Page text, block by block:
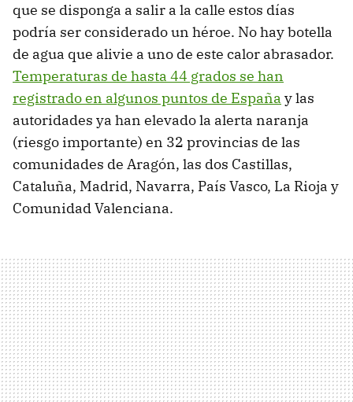
que se disponga a salir a la calle estos días
podría ser considerado un héroe. No hay botella
de agua que alivie a uno de este calor abrasador.
Temperaturas de hasta 44 grados se han
registrado en algunos puntos de España y las
autoridades ya han elevado la alerta naranja
(riesgo importante) en 32 provincias de las
comunidades de Aragón, las dos Castillas,
Cataluña, Madrid, Navarra, País Vasco, La Rioja y
Comunidad Valenciana.